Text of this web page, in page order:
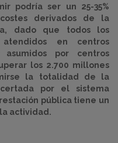
podría ser un 25-35%
derivados de la
dado que todos los
en centros
asumidos por centros
los 2.700 millones
la totalidad de la
por el sistema
pública tiene un
actividad.